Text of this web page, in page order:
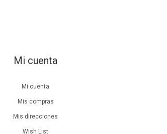
Mi cuenta
Mi cuenta
Mis compras
Mis direcciones
Wish List